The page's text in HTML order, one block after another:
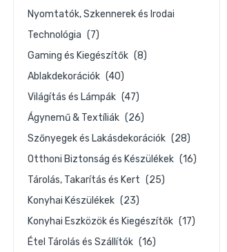
Nyomtatók, Szkennerek és Irodai
Technológia (7)
Gaming és Kiegészítők (8)
Ablakdekorációk (40)
Világítás és Lámpák (47)
Ágynemű & Textíliák (26)
Szőnyegek és Lakásdekorációk (28)
Otthoni Biztonság és Készülékek (16)
Tárolás, Takarítás és Kert (25)
Konyhai Készülékek (23)
Konyhai Eszközök és Kiegészítők (17)
Étel Tárolás és Szállítók (16)